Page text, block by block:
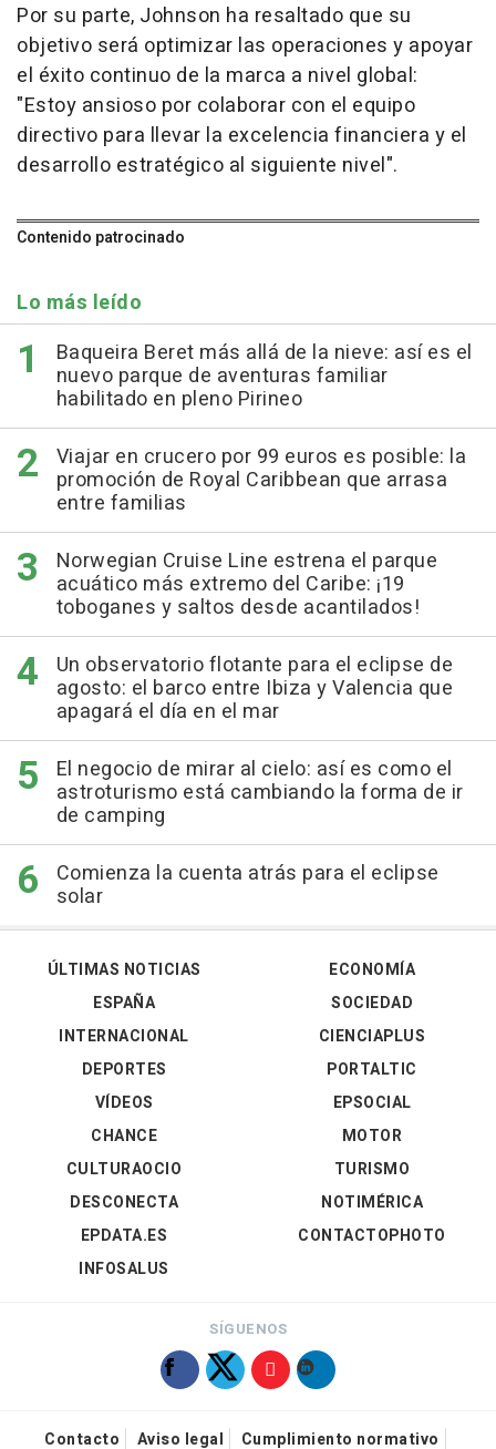
Por su parte, Johnson ha resaltado que su
objetivo será optimizar las operaciones y apoyar
el éxito continuo de la marca a nivel global:
"Estoy ansioso por colaborar con el equipo
directivo para llevar la excelencia financiera y el
desarrollo estratégico al siguiente nivel".
Contenido patrocinado
Lo más leído
Baqueira Beret más allá de la nieve: así es el
nuevo parque de aventuras familiar
habilitado en pleno Pirineo
Viajar en crucero por 99 euros es posible: la
promoción de Royal Caribbean que arrasa
entre familias
Norwegian Cruise Line estrena el parque
acuático más extremo del Caribe: ¡19
toboganes y saltos desde acantilados!
Un observatorio flotante para el eclipse de
agosto: el barco entre Ibiza y Valencia que
apagará el día en el mar
El negocio de mirar al cielo: así es como el
astroturismo está cambiando la forma de ir
de camping
Comienza la cuenta atrás para el eclipse
solar
ÚLTIMAS NOTICIAS
ESPAÑA
INTERNACIONAL
DEPORTES
VÍDEOS
ECONOMÍA
SOCIEDAD
CIENCIAPLUS
PORTALTIC
EPSOCIAL
CHANCE
CULTURAOCIO
DESCONECTA
EPDATA.ES
INFOSALUS
MOTOR
TURISMO
NOTIMÉRICA
CONTACTOPHOTO
SÍGUENOS
Contacto Aviso legal Cumplimiento normativo